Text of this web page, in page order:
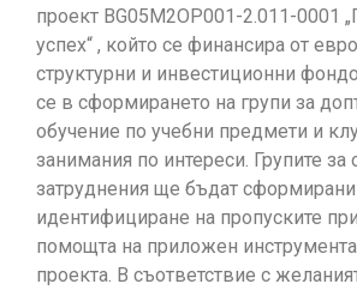
проект BG05M2OP001-2.011-0001
успех“ , който се финансира от
структурни и инвестиционни
се в сформирането на групи за
обучение по учебни предмети и
занимания по интереси. Групите за
затруднения ще бъдат
идентифициране на пропуските
помощта на приложен
проекта. В съответствие с